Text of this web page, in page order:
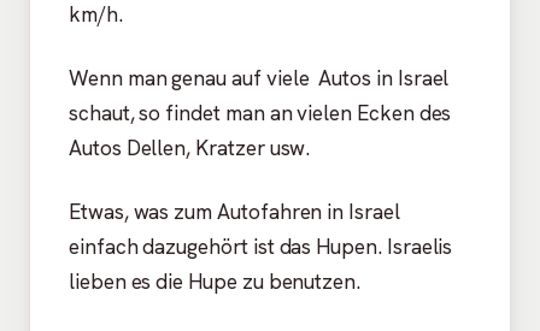
km/h.
Wenn man genau auf viele Autos in Israel
schaut, so findet man an vielen Ecken des
Autos Dellen, Kratzer usw.
Etwas, was zum Autofahren in Israel
einfach dazugehört ist das Hupen. Israelis
lieben es die Hupe zu benutzen.